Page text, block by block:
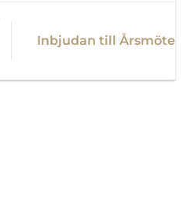
Inbjudan till Årsmöte